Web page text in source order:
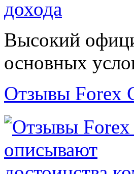
Высокий
основных
Отзывы Forex